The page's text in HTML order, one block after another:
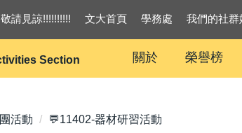
Section
請見諒!!!!!!!!!! 文大首頁 學務處 我們的社群
關於 榮譽榜
活動 💬11402-器材研習活動